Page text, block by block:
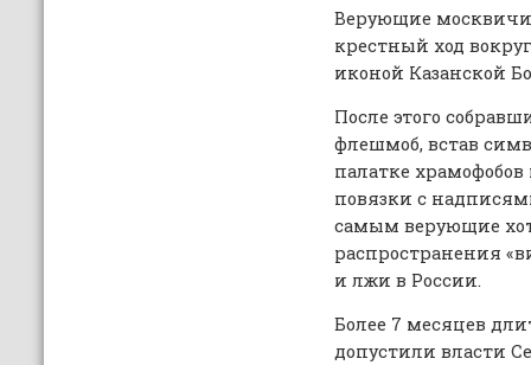
Верующие
крестный ход
иконой Казанской
После этого
флешмоб, встав
палатке
повязки с
самым верующие
распространения
и лжи в России.
Более 7 месяцев
допустили власти